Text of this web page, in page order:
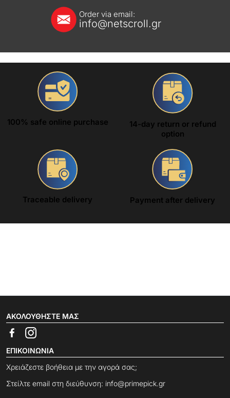
Order via email:
info@netscroll.gr
100% safe online purchase
14-day return or refund
option
Traceable delivery Payment after delivery
ΑΚΟΛΟΥΘΉΣΤΕ ΜΑΣ
ΕΠΙΚΟΙΝΩΝΊΑ
Χρειάζεστε βοήθεια με την αγορά σας;
Στείλτε email στη διεύθυνση: info@primepick.gr